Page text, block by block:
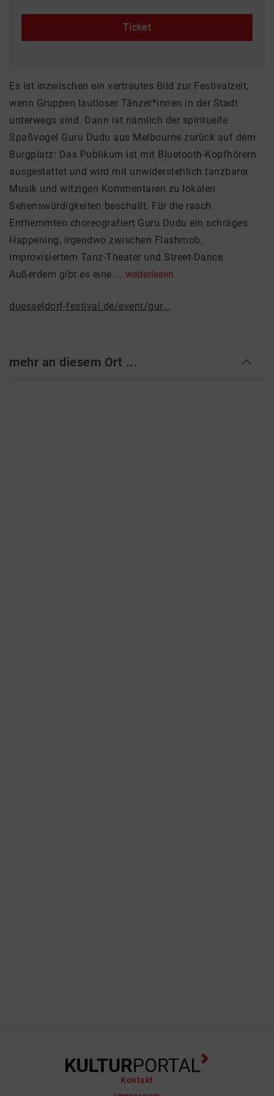
Ticket
Es ist inzwischen ein vertrautes Bild zur Festivalzeit,
wenn Gruppen lautloser Tänzer*innen in der Stadt
unterwegs sind. Dann ist nämlich der spirituelle
Spaßvogel Guru Dudu aus Melbourne zurück auf dem
Burgplatz: Das Publikum ist mit Bluetooth-Kopfhörern
ausgestattet und wird mit unwiderstehlich tanzbarer
Musik und witzigen Kommentaren zu lokalen
Sehenswürdigkeiten beschallt. Für die rasch
Enthemmten choreografiert Guru Dudu ein schräges
Happening, irgendwo zwischen Flashmob,
improvisiertem Tanz-Theater und Street-Dance.
Außerdem gibt es eine ... weiterlesen
duesseldorf-festival.de/event/gur...
mehr an diesem Ort ...
Kontakt